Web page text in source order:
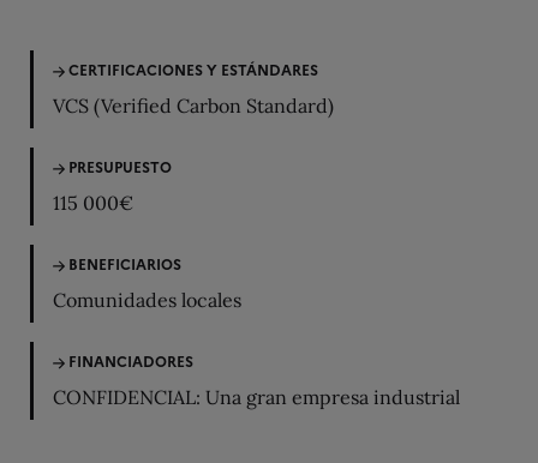
CERTIFICACIONES Y ESTÁNDARES
VCS (Verified Carbon Standard)
PRESUPUESTO
115 000€
BENEFICIARIOS
Comunidades locales
FINANCIADORES
CONFIDENCIAL: Una gran empresa industrial